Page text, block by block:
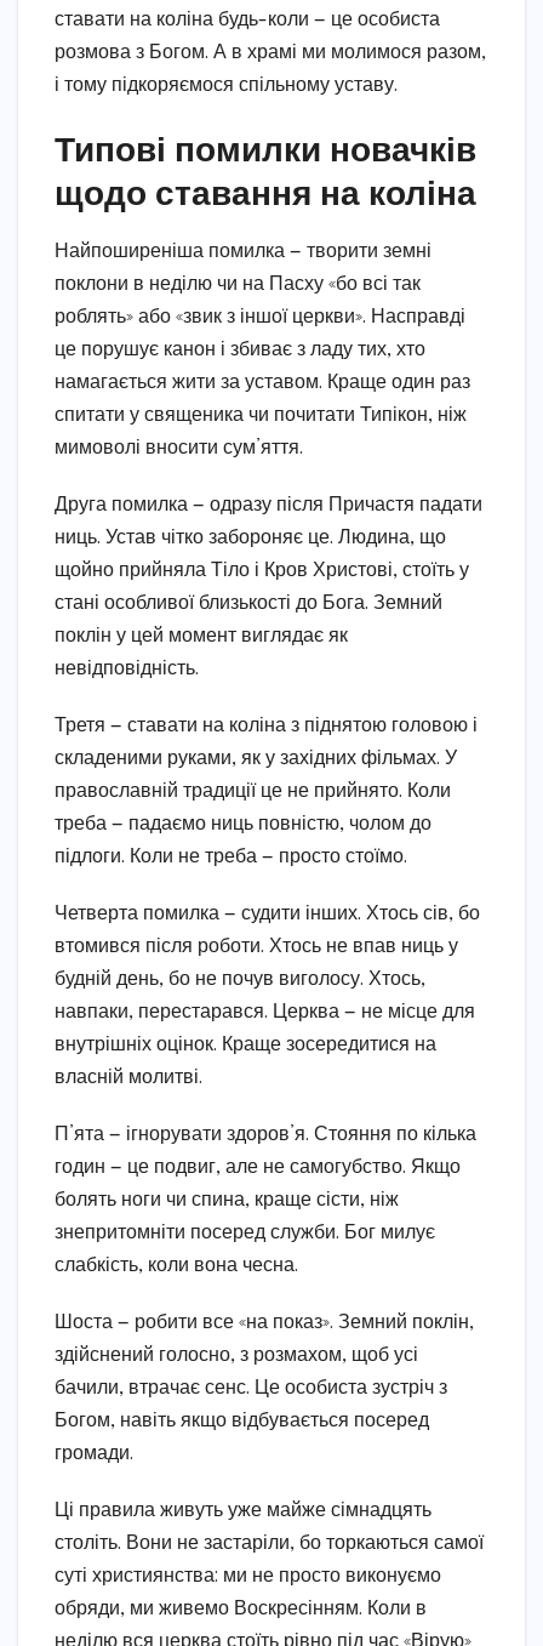
ставати на коліна будь-коли — це особиста
розмова з Богом. А в храмі ми молимося разом,
і тому підкоряємося спільному уставу.
Типові помилки новачків
щодо ставання на коліна
Найпоширеніша помилка — творити земні
поклони в неділю чи на Пасху «бо всі так
роблять» або «звик з іншої церкви». Насправді
це порушує канон і збиває з ладу тих, хто
намагається жити за уставом. Краще один раз
спитати у священика чи почитати Типікон, ніж
мимоволі вносити сум’яття.
Друга помилка — одразу після Причастя падати
ниць. Устав чітко забороняє це. Людина, що
щойно прийняла Тіло і Кров Христові, стоїть у
стані особливої близькості до Бога. Земний
поклін у цей момент виглядає як
невідповідність.
Третя — ставати на коліна з піднятою головою і
складеними руками, як у західних фільмах. У
православній традиції це не прийнято. Коли
треба — падаємо ниць повністю, чолом до
підлоги. Коли не треба — просто стоїмо.
Четверта помилка — судити інших. Хтось сів, бо
втомився після роботи. Хтось не впав ниць у
будній день, бо не почув виголосу. Хтось,
навпаки, перестарався. Церква — не місце для
внутрішніх оцінок. Краще зосередитися на
власній молитві.
П’ята — ігнорувати здоров’я. Стояння по кілька
годин — це подвиг, але не самогубство. Якщо
болять ноги чи спина, краще сісти, ніж
знепритомніти посеред служби. Бог милує
слабкість, коли вона чесна.
Шоста — робити все «на показ». Земний поклін,
здійснений голосно, з розмахом, щоб усі
бачили, втрачає сенс. Це особиста зустріч з
Богом, навіть якщо відбувається посеред
громади.
Ці правила живуть уже майже сімнадцять
століть. Вони не застаріли, бо торкаються самої
суті християнства: ми не просто виконуємо
обряди, ми живемо Воскресінням. Коли в